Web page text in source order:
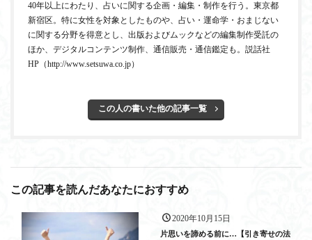
40年以上にわたり、占いに関する企画・編集・制作を行う。東京都
新宿区。特に女性を対象としたものや、占い・運命学・おまじない
に関する分野を得意とし、出版およびムックなどの編集制作受託の
ほか、デジタルコンテンツ制作、通信販売・通信鑑定も。説話社
HP（http://www.setsuwa.co.jp）
この人の書いた他の記事一覧
この記事を読んだあなたにおすすめ
2020年10月15日
片思いを諦める前に…【引き寄せの法